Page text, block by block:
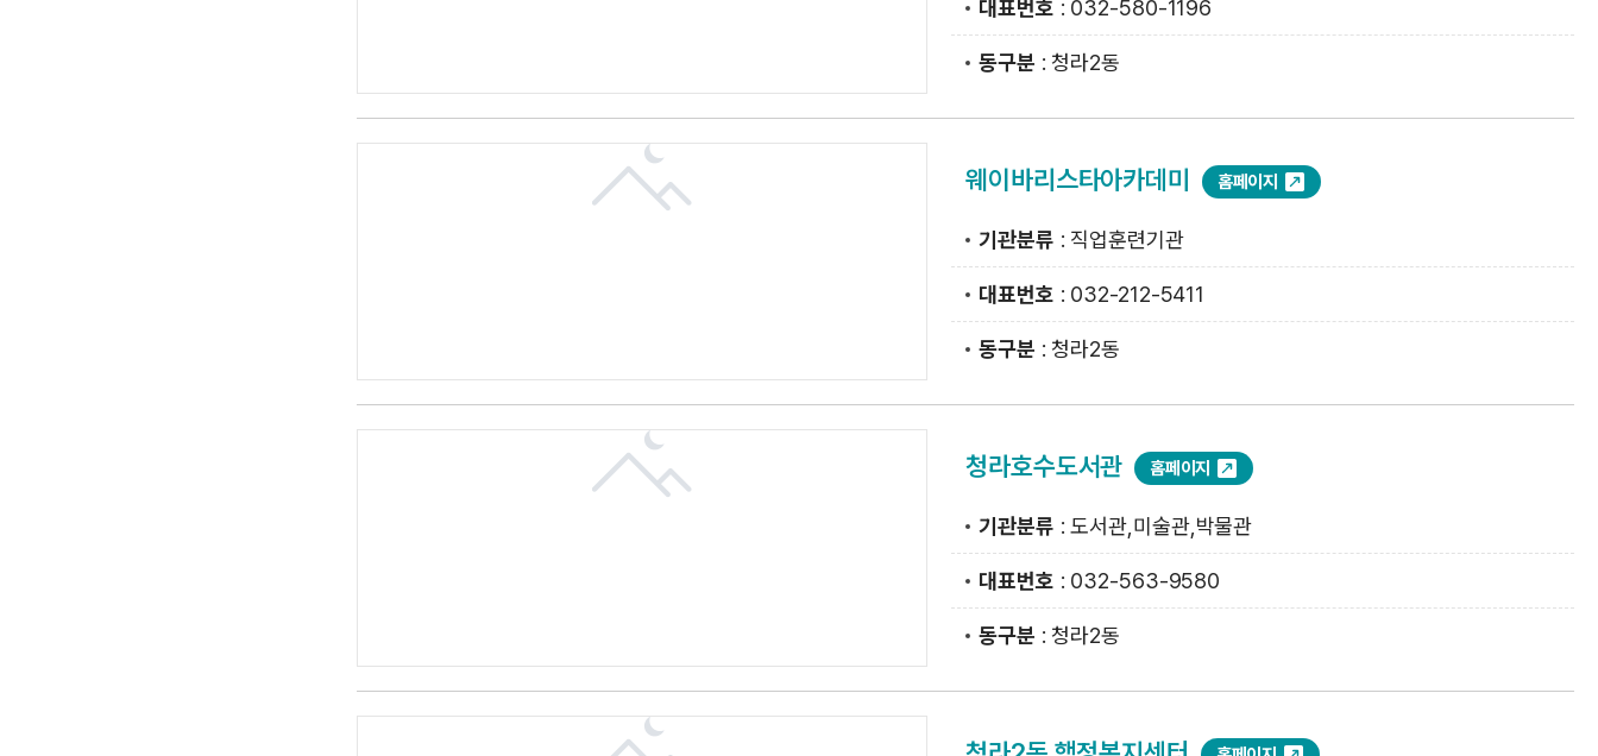
대표번호 : 032-580-1196
동구분 : 청라2동
웨이바리스타아카데미 홈페이지
기관분류 : 직업훈련기관
대표번호 : 032-212-5411
동구분 : 청라2동
청라호수도서관 홈페이지
기관분류 : 도서관,미술관,박물관
대표번호 : 032-563-9580
동구분 : 청라2동